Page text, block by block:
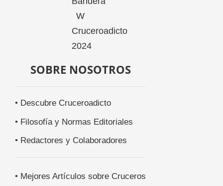
SOBRE NOSOTROS
• Descubre Cruceroadicto
• Filosofía y Normas Editoriales
• Redactores y Colaboradores
• Mejores Artículos sobre Cruceros